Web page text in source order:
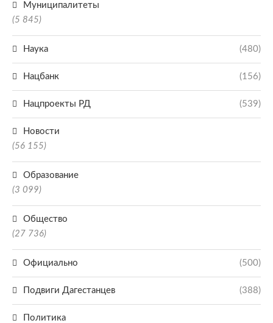
Муниципалитеты
(5 845)
Наука (480)
Нацбанк (156)
Нацпроекты РД (539)
Новости
(56 155)
Образование
(3 099)
Общество
(27 736)
Официально (500)
Подвиги Дагестанцев (388)
Политика